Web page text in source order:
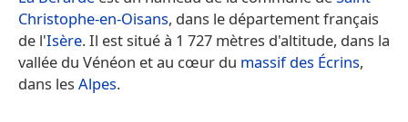
Christophe-en-Oisans, dans le département français
de l'Isère. Il est situé à 1 727 mètres d'altitude, dans la
vallée du Vénéon et au cœur du massif des Écrins,
dans les Alpes.